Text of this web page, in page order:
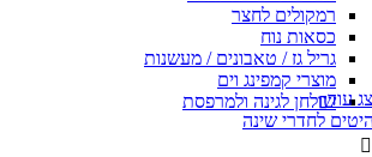
רמקולים לחצר
כסאות נוח
גריל גז / טאבונים / מעשנות
מוצרי קמפינג וים
שולחן לגינה ולמרפסתעוד
לחדרי שינה
